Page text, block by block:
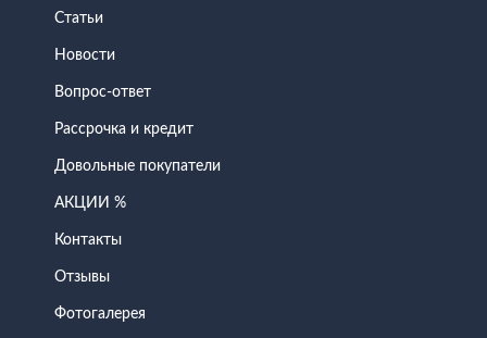
Статьи
Новости
Вопрос-ответ
Рассрочка и кредит
Довольные покупатели
АКЦИИ %
Контакты
Отзывы
Фотогалерея